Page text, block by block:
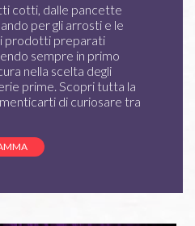
cotti, dalle pancette
per gli arrosti e le
prodotti preparati
sempre in primo
nella scelta degli
prime. Scopri tutta la
di curiosare tra